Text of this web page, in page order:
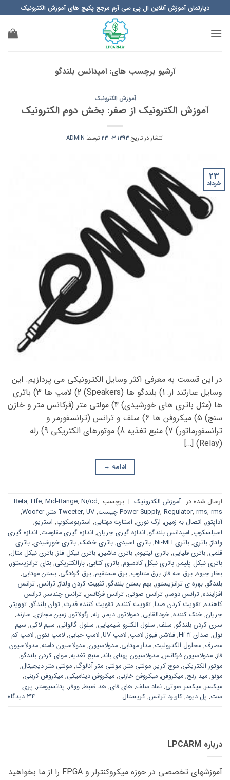
to
content
دپارتمان آموزش آنلاین ال پی سی آرم مرجع پکیچ های آموزش الکترونیک
آرشیو برچسب های:امپدانس بلندگو
آموزش الکترونیک
آموزش الکترونیک از صفر: بخش دوم الکترونیک
انتشار در تاریخ1393-03-23 توسط ADMIN
23
خرداد
در این قسمت به معرفی اکثر وسایل الکترونیکی می پردازیم. این
وسایل عبارتند از: 1) بلندگو ها (Speakers) 2) لامپ ها 3) باتری
ها (مثل باتری های خورشیدی) 4) مولتی متر (فرکانس متر و خازن
سنج) 5) میکروفن ها 6) سلف و ترانس (ترانسفورمر و
ترانسفورماتور) 7) منبع تغذیه 8) موتورهای الکتریکی 9) رله
(Relay) […]
ادامه →
ارسال شده در :آموزش الکترونیک | برچسب: Beta, Hfe, Mid-Range, Ni/cd,
Power Supply, Regulator, rms, rms چیست ,
Tweeter, UV متر ,
Woofer
,
آداپتور, اتصال به زمین, ارگ نوری, استارت مهتابی, استربوسکوپ, استریو,
اسیلسکوپ, امپدانس بلندگو, اندازه گیری جریان, اندازه گیری مقاومت, اندازه گیری
ولتاژ, باتری, باتری Ni-MH , باتری اسیدی, باتری خشک, باتری خورشیدی, باتری
قلمی, باتری قلیایی, باتری لیتیوم, باتری ماشین, باتری نیکل فلز, باتری نیکل متال,
باتری نیکل پلیمر, باتری نیکل کادمیوم, باتری کتابی, بارالکتریکی, بتای ترانزیستور,
بخار جیوه, برق سه فاز, برق متناوب, برق مستقیم, برق گرفتگی, بستن مهتابی,
بلندگو, بهره ی ترانزیستور, بهم بستن بلندگو, تثبیت کردن ولتاژ, ترانس, ترانس
افزاینده, ترانس دوسر, ترانس صوتی, ترانس فرکانس, ترانس چندسر, ترانس
کاهنده, تقویت کردن صدا, تقویت کننده, تقویت کننده قدرت, توان بلندگو, توویتر,
جریان, خنک کننده, خودالقایی, دمولاتور, دیمر, رله, رگولاتور, زمین مجازی, سارند,
سری کردن بلندگو, سلف, سلول الکترو شیمیایی, سلول گالوانی, سیم لاکی, سیم
نول, صدای Hi-fi , فلاشر, فیوز, لامپ, لامپ UV , لامپ حبابی, لامپ نئون, لامپ کم
مصرف, محلول الکترولیت, مدار مهتابی, مدولاسیون, مدولاسیون دامنه, مدولاسیون
فاز, مدولاسیون فرکانس, مدولاسیون پهنای باند, منبع تغذیه, موای کردن بلندگو,
موتور الکتریکی, موج کریر, مولتی متر, مولتی متر آنالوگ, مولتی متر دیجیتال,
مونو, مید رنج, میکروفن, میکروفن خازنی, میکروفن دینامیکی, میکروفن کربنی,
میکسر, میکسر صوتی, نماد سلف, های فای, هد ضبط, ووفر, پتانسیومتر, پری
ست, پل دیود, کاربرد ترانس, کریستال 34 دیدگاه
درباره LPCARM
آموزشهای تخصصی در حوزه میکروکنترلر و FPGA را از ما بخواهید